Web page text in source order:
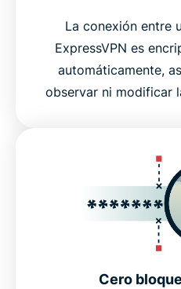
La conexión entre
ExpressVPN es
automáticamente,
observar ni modificar
Cero